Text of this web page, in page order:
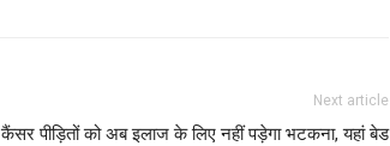
Next article
कैंसर पीड़ितों को अब इलाज के लिए नहीं पड़ेगा भटकना, यहां बेड